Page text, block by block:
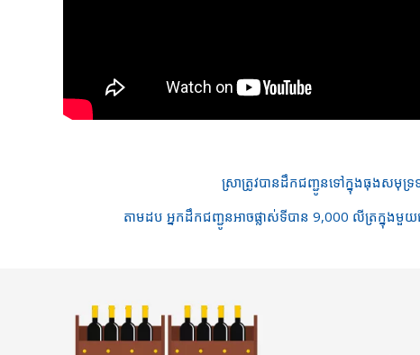
ស្រា​ត្រូវ​បាន​ដឹក​ជញ្ជូន​ទៅ​ក្នុង​ធុង​សមុទ្រ​
តាមដប អ្នកដឹកជញ្ជូនអាចផ្លាស់ទីបាន 9,000 លីត្រក្នុ